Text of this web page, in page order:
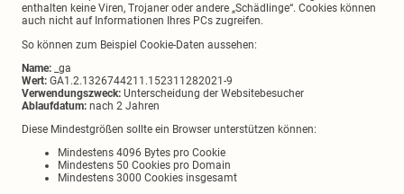
enthalten keine Viren, Trojaner oder andere „Schädlinge“. Cookies können
auch nicht auf Informationen Ihres PCs zugreifen.
So können zum Beispiel Cookie-Daten aussehen:
Name: _ga
Wert: GA1.2.1326744211.152311282021-9
Verwendungszweck: Unterscheidung der Websitebesucher
Ablaufdatum: nach 2 Jahren
Diese Mindestgrößen sollte ein Browser unterstützen können:
Mindestens 4096 Bytes pro Cookie
Mindestens 50 Cookies pro Domain
Mindestens 3000 Cookies insgesamt